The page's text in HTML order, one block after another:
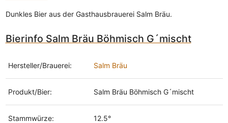
Dunkles Bier aus der Gasthausbrauerei Salm Bräu.
Bierinfo Salm Bräu Böhmisch G´mischt
Hersteller/Brauerei: Salm Bräu
Produkt/Bier: Salm Bräu Böhmisch G´mischt
Stammwürze: 12.5°